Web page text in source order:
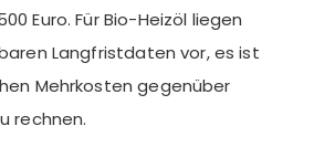
Euro. Für Bio-Heizöl liegen
Langfristdaten vor, es ist
Mehrkosten gegenüber
rechnen.